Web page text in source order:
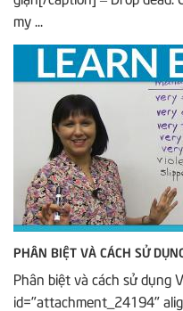
my ...
PHÂN BIỆT VÀ CÁCH SỬ
Phân biệt và cách sử dụng
id="attachment_24194"